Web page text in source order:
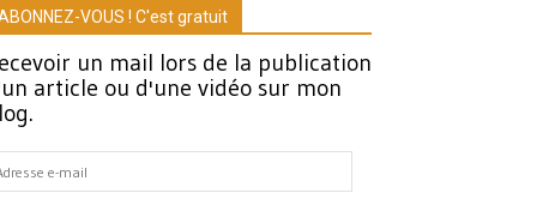
VOUS ! C'est gratuit
un mail lors de la publication
article ou d'une vidéo sur mon